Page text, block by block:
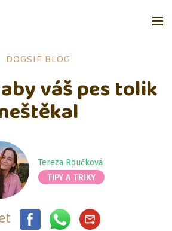
DOGSIE BLOG
váš pes tolik
Tereza Roučková
TIPY A TRIKY